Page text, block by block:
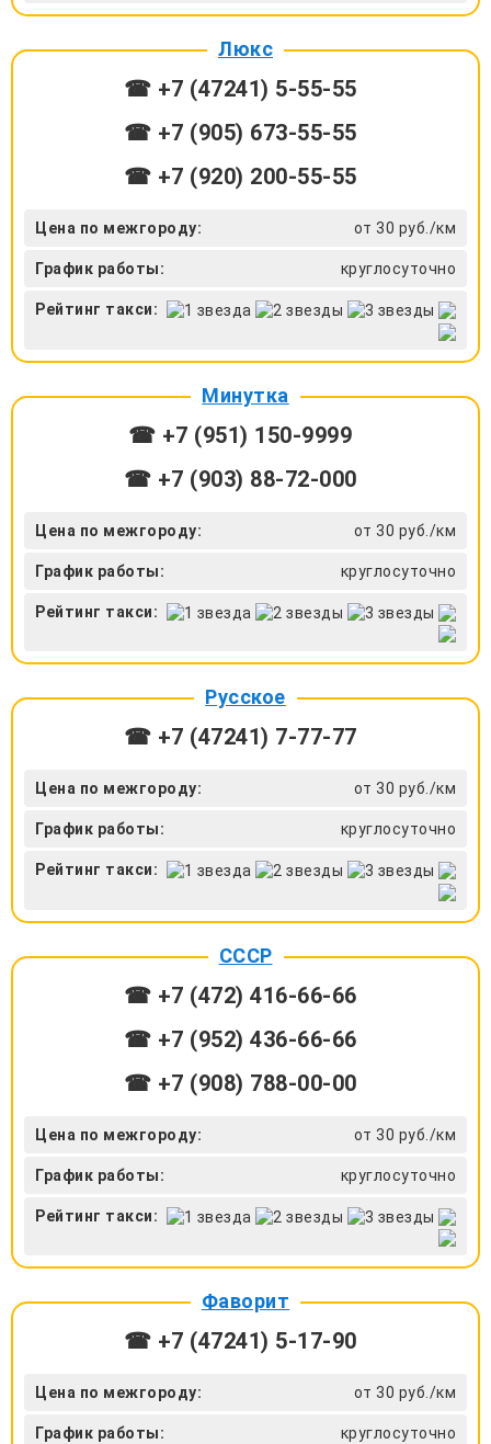
Люкс
☎ +7 (47241) 5-55-55
☎ +7 (905) 673-55-55
☎ +7 (920) 200-55-55
Цена по межгороду: от 30 руб./км
График работы: круглосуточно
Рейтинг такси:
Минутка
☎ +7 (951) 150-9999
☎ +7 (903) 88-72-000
Цена по межгороду: от 30 руб./км
График работы: круглосуточно
Рейтинг такси:
Русское
☎ +7 (47241) 7-77-77
Цена по межгороду: от 30 руб./км
График работы: круглосуточно
Рейтинг такси:
СССР
☎ +7 (472) 416-66-66
☎ +7 (952) 436-66-66
☎ +7 (908) 788-00-00
Цена по межгороду: от 30 руб./км
График работы: круглосуточно
Рейтинг такси:
Фаворит
☎ +7 (47241) 5-17-90
Цена по межгороду: от 30 руб./км
График работы: круглосуточно